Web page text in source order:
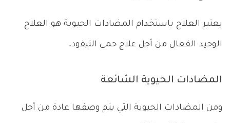
يعتبر العلاج باستخدام المضادات الحيوية هو العلاج
الوحيد الفعال من أجل علاج حمى التيفود.
المضادات الحيوية الشائعة
ومن المضادات الحيوية التي يتم وصفها عادة من أجل